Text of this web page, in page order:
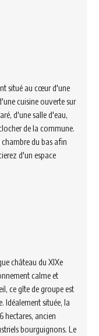
situé au cœur d'une
cuisine ouverte sur
d'une salle d'eau,
de la commune.
du bas afin
d'un espace
château du XIXe
calme et
ce gîte de groupe est
Idéalement située, la
hectares, ancien
bourguignons. Le